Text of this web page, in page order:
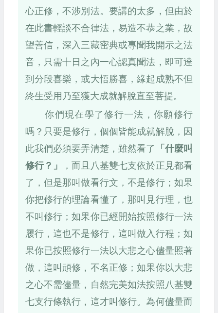
心正修，不涉別法。要講的太多，但由於
在此書輕談不合律法，易造不恭之業，故
望善信，深入三藏密典或專聞我開示之法
音，只需十日之內一心認真聞法，即可達
到分段喜樂，或大悟勝喜，緣起成熟不但
終生受用乃至獲大成就解脫直至菩提。
你們現在學了修行一法，你願修行
嗎？只要是修行，個個皆能成就解脫，因
此我們必須要弄清楚，雖然看了
「什麼叫
修行？」
，而且八基雙七支依於正見都看
了，但是那叫做看行文，不是修行；如果
你把修行的理論看懂了，那叫見行理，也
不叫修行；如果你已經開始按照修行一法
履行，這也不是修行，這叫做入行程；如
果你已按照修行一法以大悲之心儘量照著
做，這叫頑修，不名正修；如果你以大悲
之心不需儘量，自然完美如法按照八基雙
七支行條執行，這才叫修行。為何儘量而